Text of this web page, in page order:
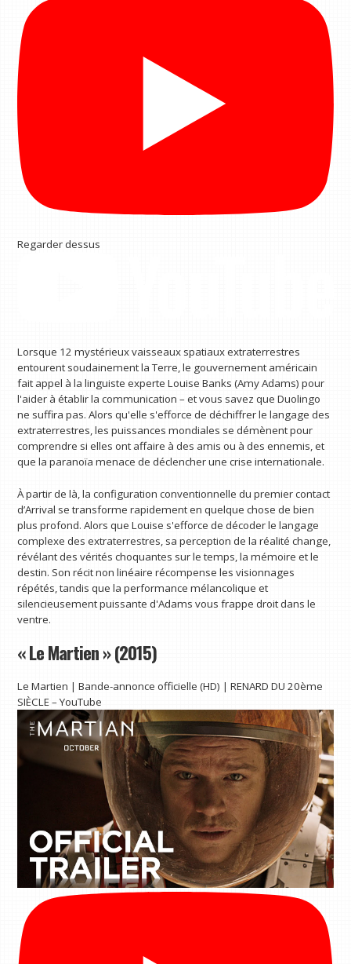
Regarder dessus
Lorsque 12 mystérieux vaisseaux spatiaux extraterrestres
entourent soudainement la Terre, le gouvernement américain
fait appel à la linguiste experte Louise Banks (Amy Adams) pour
l'aider à établir la communication – et vous savez que Duolingo
ne suffira pas. Alors qu'elle s'efforce de déchiffrer le langage des
extraterrestres, les puissances mondiales se démènent pour
comprendre si elles ont affaire à des amis ou à des ennemis, et
que la paranoïa menace de déclencher une crise internationale.
À partir de là, la configuration conventionnelle du premier contact
d’Arrival se transforme rapidement en quelque chose de bien
plus profond. Alors que Louise s'efforce de décoder le langage
complexe des extraterrestres, sa perception de la réalité change,
révélant des vérités choquantes sur le temps, la mémoire et le
destin. Son récit non linéaire récompense les visionnages
répétés, tandis que la performance mélancolique et
silencieusement puissante d'Adams vous frappe droit dans le
ventre.
« Le Martien » (2015)
Le Martien | Bande-annonce officielle (HD) | RENARD DU 20ème
SIÈCLE – YouTube